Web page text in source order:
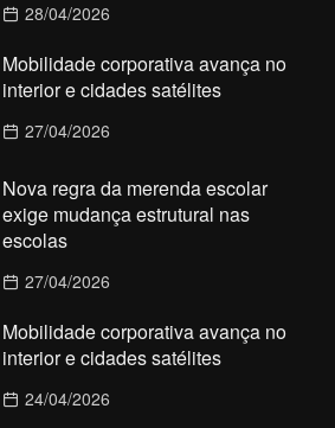
28/04/2026
Mobilidade corporativa avança no
interior e cidades satélites
27/04/2026
Nova regra da merenda escolar
exige mudança estrutural nas
escolas
27/04/2026
Mobilidade corporativa avança no
interior e cidades satélites
24/04/2026